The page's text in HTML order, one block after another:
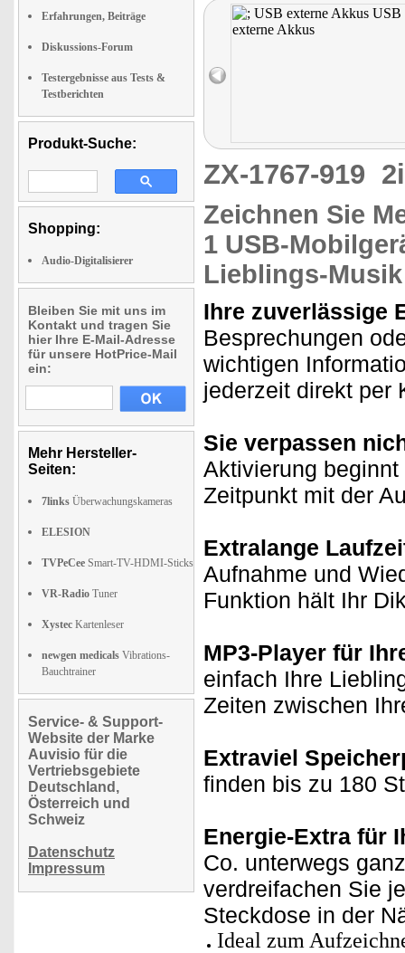
Erfahrungen, Beiträge
Diskussions-Forum
Testergebnisse aus Tests &
Testberichten
Produkt-Suche:
Shopping:
Audio-Digitalisierer
Bleiben Sie mit uns im
Kontakt und tragen Sie
hier Ihre E-Mail-Adresse
für unsere HotPrice-Mail
ein:
Mehr Hersteller-
Seiten:
7links Überwachungskameras
ELESION
TVPeCee Smart-TV-HDMI-Sticks
VR-Radio Tuner
Xystec Kartenleser
newgen medicals Vibrations-
Bauchtrainer
Service- & Support-
Website der Marke
Auvisio für die
Vertriebsgebiete
Deutschland,
Österreich und
Schweiz
Datenschutz
Impressum
ZX-1767-919
Zeichnen Sie
1 USB-
Lieblings-
Ihre zuverlässige
Besprechungen
wichtigen
jederzeit direkt per
Sie verpassen
Aktivierung
Zeitpunkt mit der
Extralange
Aufnahme und
Funktion hält Ihr
MP3-Player für
einfach Ihre
Zeiten zwischen
Extraviel
finden bis zu 180
Energie-Extra für
Co. unterwegs
verdreifachen Sie
Steckdose in der
Ideal zum